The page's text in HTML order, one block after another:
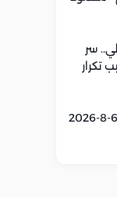
سر
تكرار
أسعار الذهب اليوم | الخميس 6-8-2026